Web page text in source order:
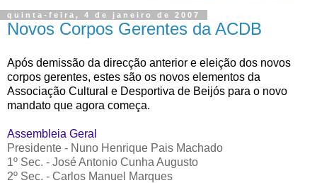
quinta-feira, 4 de janeiro de 2007
Novos Corpos Gerentes da ACDB
Após demissão da direcção anterior e eleição dos novos
corpos gerentes, estes são os novos elementos da
Associação Cultural e Desportiva de Beijós para o novo
mandato que agora começa.
Assembleia Geral
Presidente - Nuno Henrique Pais Machado
1º Sec. - José Antonio Cunha Augusto
2º Sec. - Carlos Manuel Marques